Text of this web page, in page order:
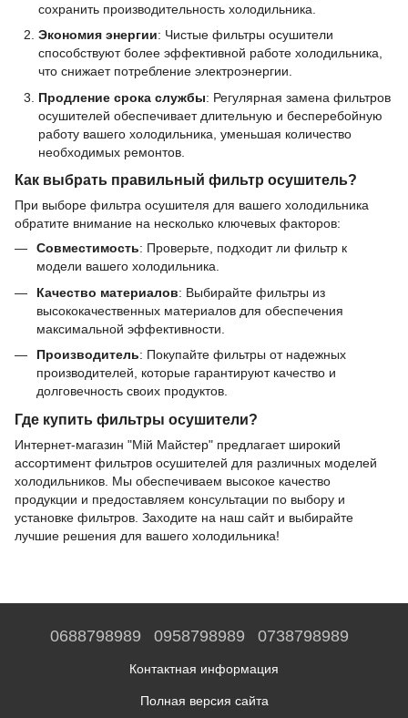
сохранить производительность холодильника.
Экономия энергии: Чистые фильтры осушители
способствуют более эффективной работе холодильника,
что снижает потребление электроэнергии.
Продление срока службы: Регулярная замена фильтров
осушителей обеспечивает длительную и бесперебойную
работу вашего холодильника, уменьшая количество
необходимых ремонтов.
Как выбрать правильный фильтр осушитель?
При выборе фильтра осушителя для вашего холодильника
обратите внимание на несколько ключевых факторов:
Совместимость: Проверьте, подходит ли фильтр к
модели вашего холодильника.
Качество материалов: Выбирайте фильтры из
высококачественных материалов для обеспечения
максимальной эффективности.
Производитель: Покупайте фильтры от надежных
производителей, которые гарантируют качество и
долговечность своих продуктов.
Где купить фильтры осушители?
Интернет-магазин "Мій Майстер" предлагает широкий
ассортимент фильтров осушителей для различных моделей
холодильников. Мы обеспечиваем высокое качество
продукции и предоставляем консультации по выбору и
установке фильтров. Заходите на наш сайт и выбирайте
лучшие решения для вашего холодильника!
0688798989 0958798989 0738798989
Контактная информация
Полная версия сайта